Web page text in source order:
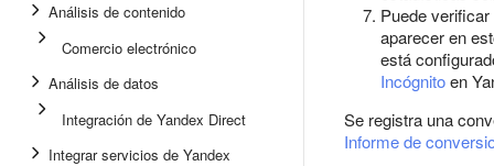
Análisis de contenido
Comercio electrónico
Análisis de datos
Integración de Yandex Direct
Integrar servicios de Yandex
Puede
aparecer en
está
Incógnitoen
Se registra una
Informe de